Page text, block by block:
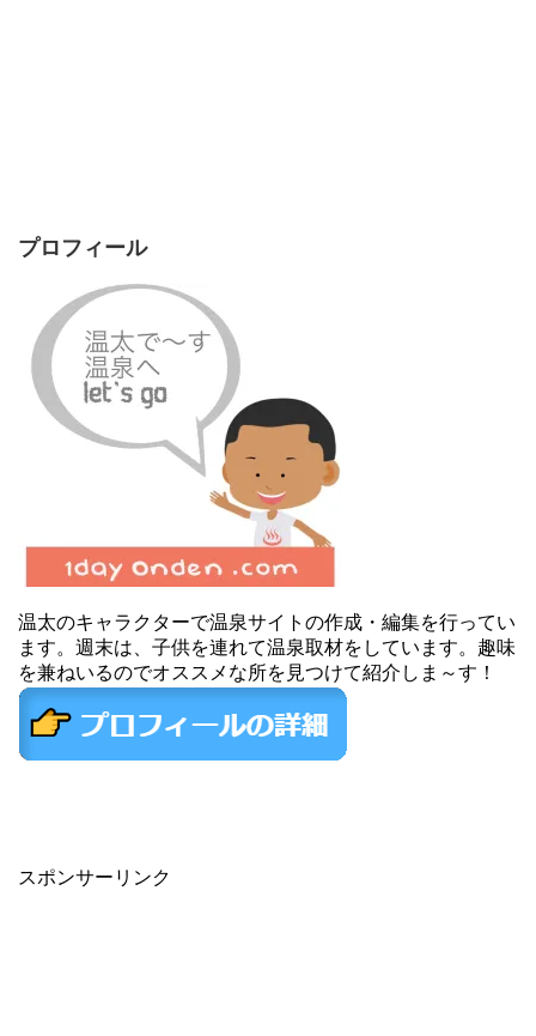
プロフィール
温太のキャラクターで温泉サイトの作成・編集を行ってい
ます。週末は、子供を連れて温泉取材をしています。趣味
を兼ねいるのでオススメな所を見つけて紹介しま～す！
スポンサーリンク